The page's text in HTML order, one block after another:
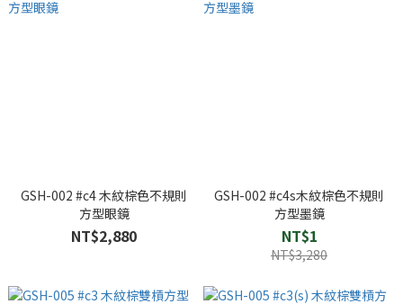
GSH-002 #c4 木紋棕色不規則
方型眼鏡
NT$2,880
GSH-002 #c4s木紋棕色不規則
方型墨鏡
NT$1
NT$3,280